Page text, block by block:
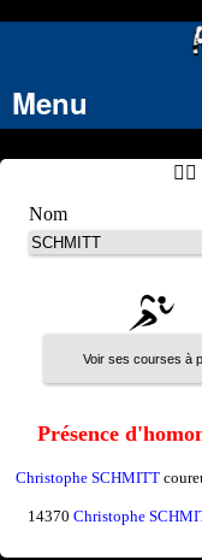
Menu
Nom
Présence
Christophe SCHMITT
14370 Christophe